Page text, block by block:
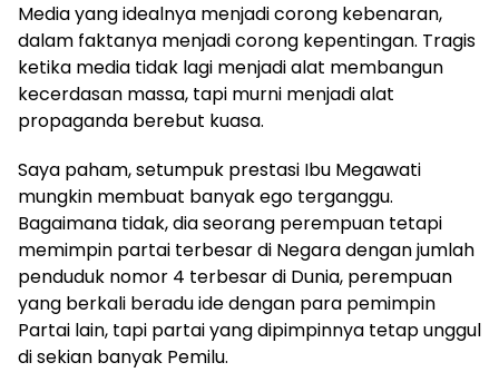
Media yang idealnya menjadi corong kebenaran,
dalam faktanya menjadi corong kepentingan. Tragis
ketika media tidak lagi menjadi alat membangun
kecerdasan massa, tapi murni menjadi alat
propaganda berebut kuasa.
Saya paham, setumpuk prestasi Ibu Megawati
mungkin membuat banyak ego terganggu.
Bagaimana tidak, dia seorang perempuan tetapi
memimpin partai terbesar di Negara dengan jumlah
penduduk nomor 4 terbesar di Dunia, perempuan
yang berkali beradu ide dengan para pemimpin
Partai lain, tapi partai yang dipimpinnya tetap unggul
di sekian banyak Pemilu.